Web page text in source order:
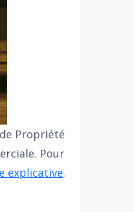
Propriété
Pour
explicative.